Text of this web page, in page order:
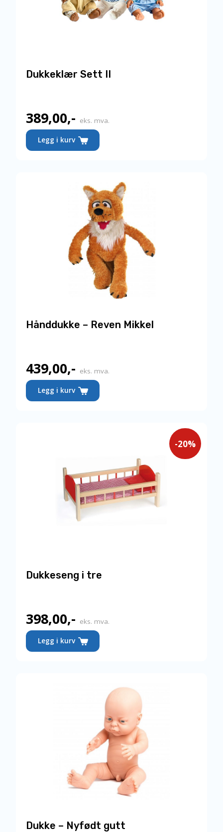
Dukkeklær Sett II
389,00,- eks. mva.
Legg i kurv
Hånddukke – Reven Mikkel
439,00,- eks. mva.
Legg i kurv
-20%
Dukkeseng i tre
398,00,-
Nåværende
pris
er:
eks. mva.
Legg i kurv
Dukke – Nyfødt gutt